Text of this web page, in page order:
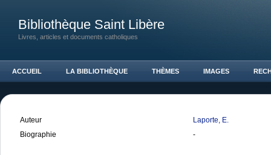
Bibliothèque Saint Libère
Livres, articles et documents catholiques
ACCUEIL LA BIBLIOTHÈQUE THÈMES IMAGES
Auteur
Laporte, E.
Biographie
-